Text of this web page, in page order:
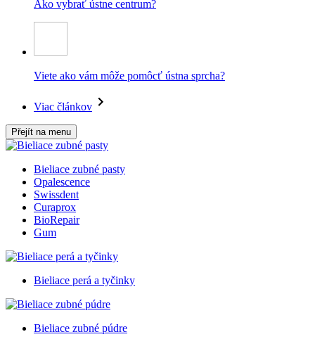
Ako vybrať ústne centrum?
Viete ako vám môže pomôcť ústna sprcha?
Viac článkov
Přejít na menu
Bieliace zubné pasty
Opalescence
Swissdent
Curaprox
BioRepair
Gum
Bieliace perá a tyčinky
Bieliace zubné púdre